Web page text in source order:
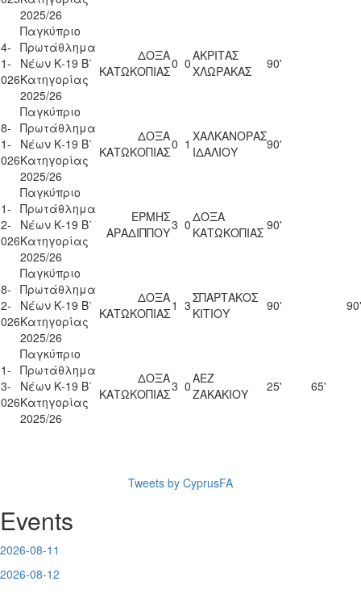
2025/26
Παγκύπριο
Πρωτάθλημα
Νέων Κ-19 Β΄
Κατηγορίας
2025/26
ΔΟΞΑ
ΚΑΤΩΚΟΠΙΑΣ0 0ΑΚΡΙΤΑΣ
ΧΛΩΡΑΚΑΣ
90'
Παγκύπριο
Πρωτάθλημα
Νέων Κ-19 Β΄
Κατηγορίας
2025/26
ΔΟΞΑ
ΚΑΤΩΚΟΠΙΑΣ0 1 ΧΑΛΚΑΝΟΡΑΣ
ΙΔΑΛΙΟΥ
90'
Παγκύπριο
Πρωτάθλημα
Νέων Κ-19 Β΄
Κατηγορίας
2025/26
ΕΡΜΗΣ
ΑΡΑΔΙΠΠΟΥ3 0ΔΟΞΑ
ΚΑΤΩΚΟΠΙΑΣ 90'
Παγκύπριο
Πρωτάθλημα
Νέων Κ-19 Β΄
Κατηγορίας
2025/26
ΔΟΞΑ
ΚΑΤΩΚΟΠΙΑΣ1 3ΣΠΑΡΤΑΚΟΣ
ΚΙΤΙΟΥ
90' 90'
Παγκύπριο
Πρωτάθλημα
Νέων Κ-19 Β΄
Κατηγορίας
2025/26
ΔΟΞΑ
ΚΑΤΩΚΟΠΙΑΣ3 0ΑΕΖ
ΖΑΚΑΚΙΟΥ
25' 65'
Tweets by CyprusFA
Events
2026-08-11
2026-08-12